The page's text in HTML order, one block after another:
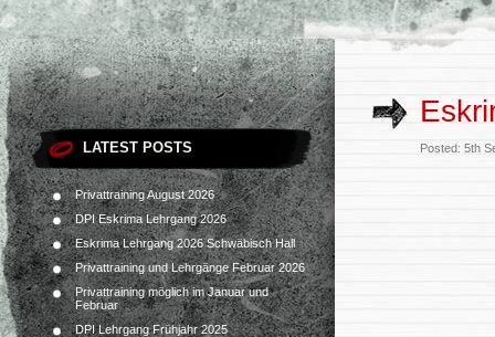
LATEST POSTS
Privattraining August 2026
DPI Eskrima Lehrgang 2026
Eskrima Lehrgang 2026 Schwäbisch Hall
Privattraining und Lehrgänge Februar 2026
Privattraining möglich im Januar und
Februar
DPI Lehrgang Frühjahr 2025
Posted: 5th